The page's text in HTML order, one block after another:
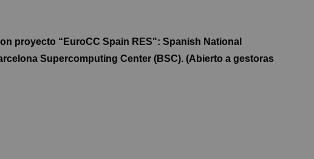
proyecto “EuroCC Spain RES": Spanish National
Supercomputing Center (BSC). (Abierto a gestoras